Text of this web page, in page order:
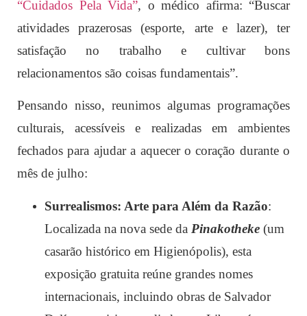
“Cuidados Pela Vida”, o médico afirma: “Buscar
atividades prazerosas (esporte, arte e lazer), ter
satisfação no trabalho e cultivar bons
relacionamentos são coisas fundamentais”.
Pensando nisso, reunimos algumas programações
culturais, acessíveis e realizadas em ambientes
fechados para ajudar a aquecer o coração durante o
mês de julho:
Surrealismos: Arte para Além da Razão:
Localizada na nova sede da Pinakotheke (um
casarão histórico em Higienópolis), esta
exposição gratuita reúne grandes nomes
internacionais, incluindo obras de Salvador